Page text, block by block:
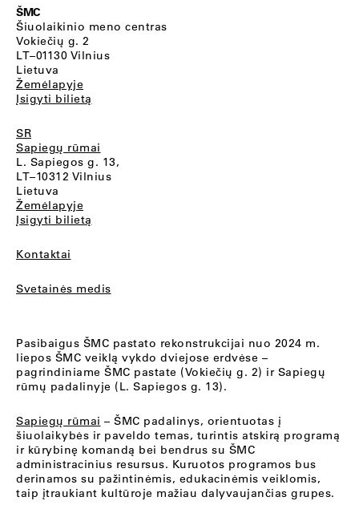
ŠMC
Šiuolaikinio meno centras
Vokiečių g. 2
LT–01130 Vilnius
Lietuva
Žemėlapyje
Įsigyti bilietą
SR
Sapiegų rūmai
L. Sapiegos g. 13,
LT–10312 Vilnius
Lietuva
Žemėlapyje
Įsigyti bilietą
Kontaktai
Svetainės medis
Pasibaigus ŠMC pastato rekonstrukcijai nuo 2024 m.
liepos ŠMC veiklą vykdo dviejose erdvėse –
pagrindiniame ŠMC pastate (Vokiečių g. 2) ir Sapiegų
rūmų padalinyje (L. Sapiegos g. 13).
Sapiegų rūmai – ŠMC padalinys, orientuotas į
šiuolaikybės ir paveldo temas, turintis atskirą programą
ir kūrybinę komandą bei bendrus su ŠMC
administracinius resursus. Kuruotos programos bus
derinamos su pažintinėmis, edukacinėmis veiklomis,
taip įtraukiant kultūroje mažiau dalyvaujančias grupes.